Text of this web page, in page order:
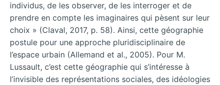
individus, de les observer, de les interroger et de
prendre en compte les imaginaires qui pèsent sur leur
choix » (Claval, 2017, p. 58). Ainsi, cette géographie
postule pour une approche pluridisciplinaire de
l’espace urbain (Allemand et al., 2005). Pour M.
Lussault, c’est cette géographie qui s’intéresse à
l’invisible des représentations sociales, des idéologies